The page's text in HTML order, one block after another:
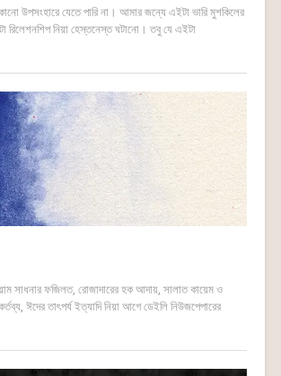
উপসংহারে যেতে পারি না। আমার জন্যে এইটা ভারি মুশকিলের
রিলেশনশিপ নিয়া হেস্তনেস্ত ঘটানো। তবু যে এইটা
সাধনার ফজিলত, রোজাদারের হক আদায়, সালাত কায়েম ও
ঈদের তাৎপর্য ইত্যাদি নিয়া আগে ডেইলি নিউজপেপারের